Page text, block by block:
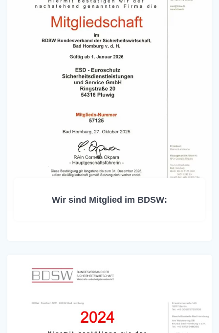
Wir sind Mitglied im BDSW: